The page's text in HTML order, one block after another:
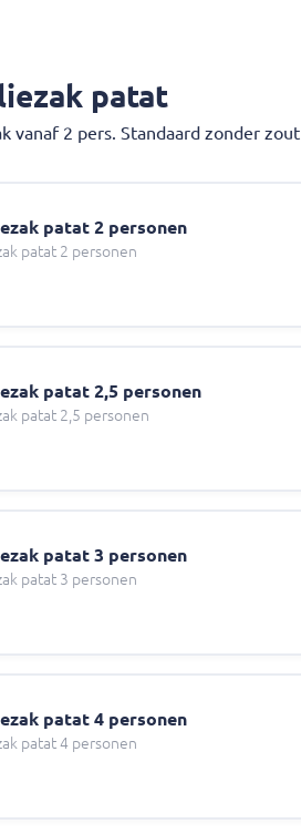
patat
vanaf 2 pers. Standaard zonder zout
patat 2 personen
patat 2 personen
patat 2,5 personen
patat 2,5 personen
patat 3 personen
patat 3 personen
patat 4 personen
patat 4 personen